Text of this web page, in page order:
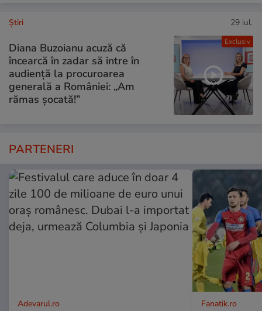
Exclusiv
Ştiri 29 iul.
Diana Buzoianu acuză că
încearcă în zadar să intre în
audiență la procuroarea
generală a României: „Am
rămas șocată!”
PARTENERI
Adevarul.ro Fanatik.ro